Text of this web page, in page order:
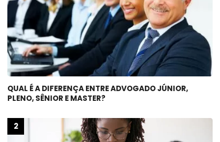
QUAL É A DIFERENÇA ENTRE ADVOGADO JÚNIOR,
PLENO, SÊNIOR E MASTER?